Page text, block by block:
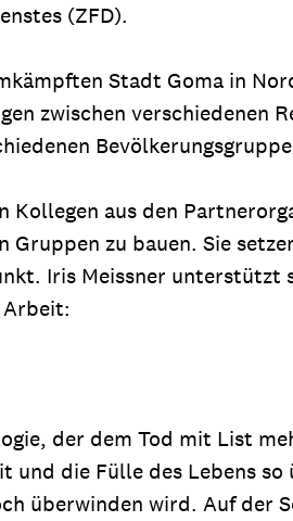
(ZFD).
Stadt Goma in
zwischen
aus den
zu bauen. Sie
Iris Meissner unterstützt
Arbeit:
der dem Tod mit List
die Fülle des Lebens
überwinden wird. Auf